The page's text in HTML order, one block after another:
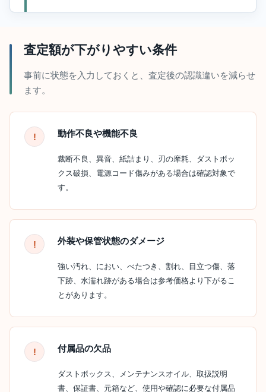
査定額が下がりやすい条件
事前に状態を入力しておくと、査定後の認識違いを減らせ
ます。
動作不良や機能不良
裁断不良、異音、紙詰まり、刃の摩耗、ダストボッ
クス破損、電源コード傷みがある場合は確認対象で
す。
外装や保管状態のダメージ
強い汚れ、におい、べたつき、割れ、目立つ傷、落
下跡、水濡れ跡がある場合は参考価格より下がるこ
とがあります。
付属品の欠品
ダストボックス、メンテナンスオイル、取扱説明
書、保証書、元箱など、使用や確認に必要な付属品